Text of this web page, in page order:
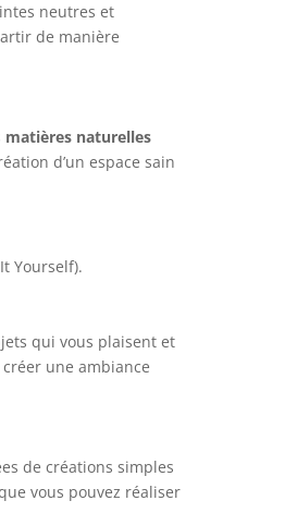
neutres et
de manière
matières naturelles
d’un espace sain
Yourself).
qui vous plaisent et
une ambiance
de créations simples
vous pouvez réaliser